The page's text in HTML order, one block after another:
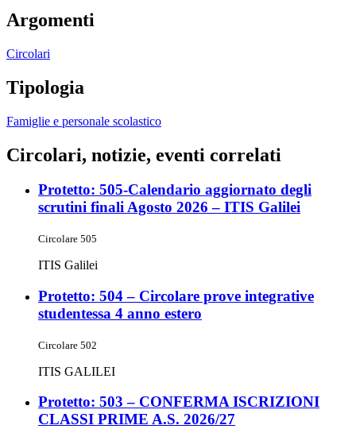
Argomenti
Circolari
Tipologia
Famiglie e personale scolastico
Circolari, notizie, eventi correlati
Protetto: 505-Calendario aggiornato degli
scrutini finali Agosto 2026 – ITIS Galilei
Circolare 505
ITIS Galilei
Protetto: 504 – Circolare prove integrative
studentessa 4 anno estero
Circolare 502
ITIS GALILEI
Protetto: 503 – CONFERMA ISCRIZIONI
CLASSI PRIME A.S. 2026/27